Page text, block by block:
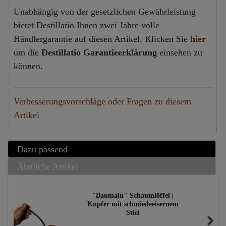
Unabhängig von der gesetzlichen Gewährleistung
bietet Destillatio Ihnen zwei Jahre volle
Händlergarantie auf diesen Artikel. Klicken Sie hier
um die Destillatio Garantieerklärungeinsehen zu
können.
Verbesserungsvorschläge oder Fragen zu diesem
Artikel
Dazu passend
Ähnliche Artikel
"Baumalu" Schaumlöffel |
Kupfer mit schmiedeeisernem
Stiel